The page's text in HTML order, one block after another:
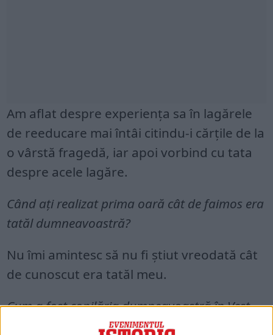
Am aflat despre experienţa sa în lagărele
de reeducare mai întâi citindu-i cărţile de la
o vârstă fragedă, iar apoi vorbind cu tata
despre acele lagăre.
Când aţi realizat prima oară cât de faimos era
tatăl dumneavoastră?
Nu îmi amintesc să nu fi ştiut vreodată cât
de cunoscut era tatăl meu.
Cum a fost copilăria dumneavoastră în Vest,